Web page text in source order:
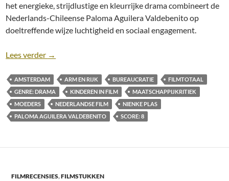
het energieke, strijdlustige en kleurrijke drama combineert de
Nederlands-Chileense Paloma Aguilera Valdebenito op
doeltreffende wijze luchtigheid en sociaal engagement.
Lees verder Recensie: Treat Her Like a Lady [Paloma Aguilera
→
AMSTERDAM ARM EN RIJK BUREAUCRATIE
FILMTOTAAL
GENRE: DRAMA
KINDEREN IN FILM
MAATSCHAPPIJKRITIEK
MOEDERS
NEDERLANDSE FILM
NIENKE PLAS
PALOMA AGUILERA VALDEBENITO
SCORE: 8
FILMRECENSIES,FILMSTUKKEN